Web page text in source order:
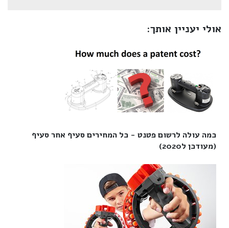
אולי יעניין אותך:
כמה עולה לרשום פטנט - כל המחירים סעיף אחר סעיף
(מעודכן ל2020)‎